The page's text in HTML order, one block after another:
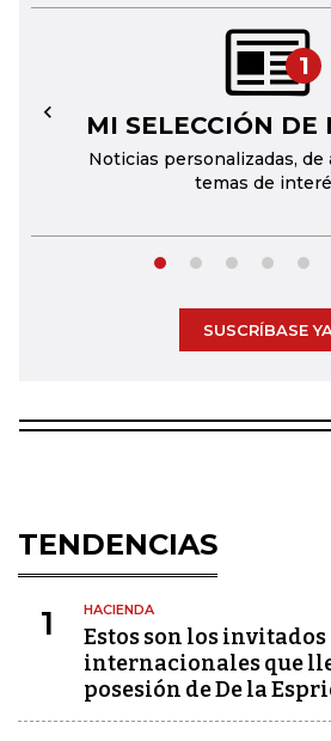
1
MI SELECCIÓN DE
Noticias personalizadas, de
temas de
←
SUSCRÍBASE
TENDENCIAS
1 HACIENDA
Estos son los invitados
internacionales que
posesión de De la